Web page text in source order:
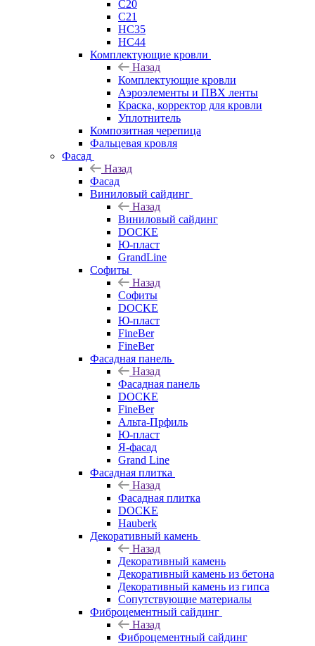
C20
C21
НС35
НС44
Комплектующие кровли
Назад
Комплектующие кровли
Аэроэлементы и ПВХ ленты
Краска, корректор для кровли
Уплотнитель
Композитная черепица
Фальцевая кровля
Фасад
Назад
Фасад
Виниловый сайдинг
Назад
Виниловый сайдинг
DOCKE
Ю-пласт
GrandLine
Софиты
Назад
Софиты
DOCKE
Ю-пласт
FineBer
FineBer
Фасадная панель
Назад
Фасадная панель
DOCKE
FineBer
Альта-Прфиль
Ю-пласт
Я-фасад
Grand Line
Фасадная плитка
Назад
Фасадная плитка
DOCKE
Hauberk
Декоративный камень
Назад
Декоративный камень
Декоративный камень из бетона
Декоративный камень из гипса
Сопутствующие материалы
Фиброцементный сайдинг
Назад
Фиброцементный сайдинг